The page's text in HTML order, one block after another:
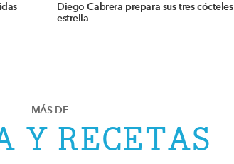
Diego Cabrera prepara sus tres cócteles
estrella
MÁS DE
Y RECETAS